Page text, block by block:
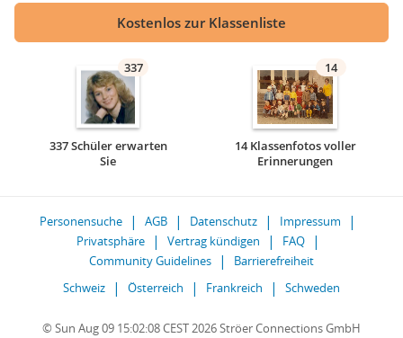
Kostenlos zur Klassenliste
337
337 Schüler erwarten
Sie
14
14 Klassenfotos voller
Erinnerungen
Personensuche AGB Datenschutz
Impressum
Privatsphäre
Vertrag kündigen
FAQ
Community Guidelines
Barrierefreiheit
Schweiz
Österreich Frankreich Schweden
© Sun Aug 09 15:02:08 CEST 2026 Ströer Connections GmbH